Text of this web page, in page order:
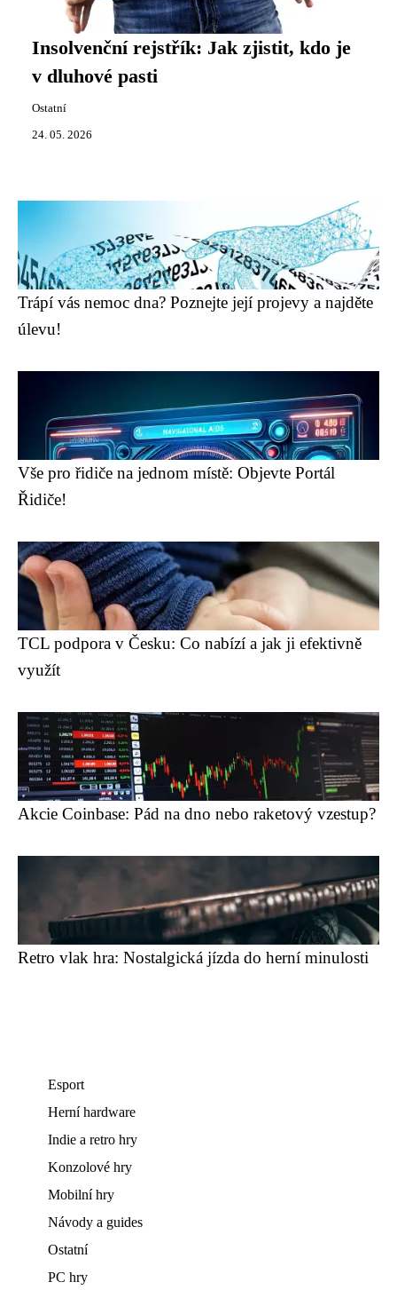
Insolvenční rejstřík: Jak zjistit, kdo je
v dluhové pasti
Ostatní
24. 05. 2026
Trápí vás nemoc dna? Poznejte její projevy a najděte
úlevu!
Vše pro řidiče na jednom místě: Objevte Portál
Řidiče!
TCL podpora v Česku: Co nabízí a jak ji efektivně
využít
Akcie Coinbase: Pád na dno nebo raketový vzestup?
Retro vlak hra: Nostalgická jízda do herní minulosti
Esport
Herní hardware
Indie a retro hry
Konzolové hry
Mobilní hry
Návody a guides
Ostatní
PC hry